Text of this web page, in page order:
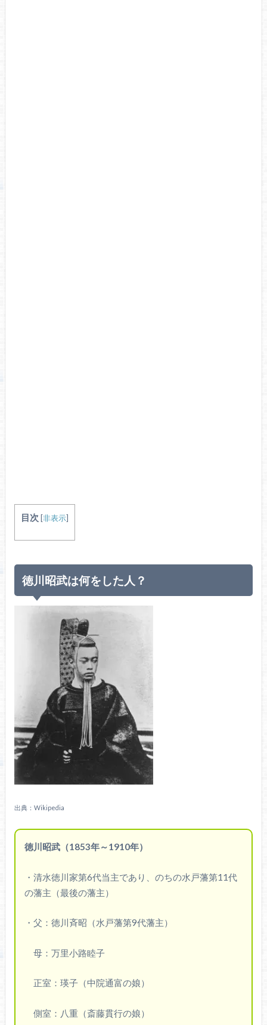
目次 [非表示]
徳川昭武は何をした人？
出典：Wikipedia
徳川昭武（1853年～1910年）
・清水徳川家第6代当主であり、のちの水戸藩第11代
の藩主（最後の藩主）
・父：徳川斉昭（水戸藩第9代藩主）
母：万里小路睦子
正室：瑛子（中院通富の娘）
側室：八重（斎藤貫行の娘）